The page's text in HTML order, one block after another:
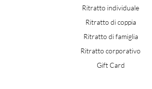
Ritratto individuale
Ritratto di coppia
Ritratto di famiglia
Ritratto corporativo
Gift Card